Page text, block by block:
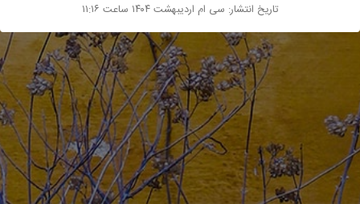
تاریخ انتشار: سی ام اردیبهشت ۱۴۰۴ ساعت ۱۱:۱۶